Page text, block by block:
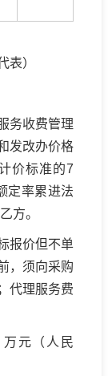
表）
务收费管理
发改办价格
价标准的7
定率累进法
方。
报价但不单
，须向采购
代理服务费
元（人民